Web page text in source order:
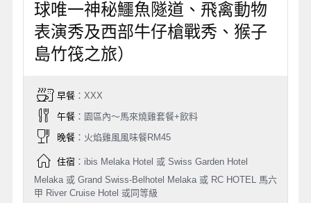
球唯一神秘鱷魚隧道、飛禽動物
表演秀及西部牛仔槍戰秀、猴子
島竹筏之旅）
早餐：XXX
午餐：園區內～馬來燒雞套餐+飲料
晚餐：火焰雞風風味餐RM45
住宿：ibis Melaka Hotel 或 Swiss Garden Hotel
Melaka 或 Grand Swiss-Belhotel Melaka 或 RC HOTEL 馬六
甲 River Cruise Hotel 或同等級